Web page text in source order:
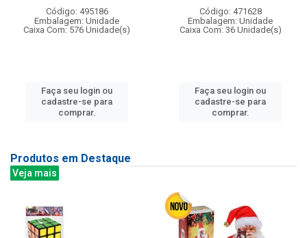
Código: 495186
Embalagem: Unidade
Caixa Com: 576 Unidade(s)
Faça seu login ou
cadastre-se para
comprar.
Código: 471628
Embalagem: Unidade
Caixa Com: 36 Unidade(s)
Faça seu login ou
cadastre-se para
comprar.
Produtos em Destaque
Veja mais